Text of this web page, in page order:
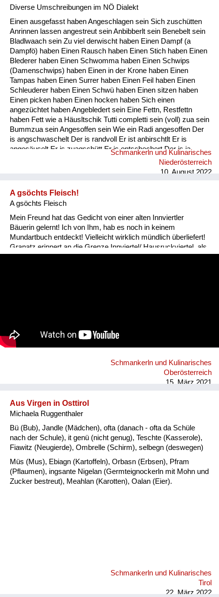
Natur und Landwirtschaft
Fluchen und Reden
Mensch, Tier und Alltag
Schmankerln und
Kulinarisches
Diverse Umschreibungen im NÖ Dialekt
Einen ausgefasst haben Angeschlagen sein Sich zuschütten
Anrinnen lassen angestreut sein Anbibberlt sein Benebelt sein
Bladlwaach sein Zu viel derwischt haben Einen Dampf (a
Dampfö) haben Einen Rausch haben Einen Stich haben Einen
Blederer haben Einen Schwomma haben Einen Schwips
(Damenschwips) haben Einen in der Krone haben Einen
Tampas haben Einen Surrer haben Einen Feil haben Einen
Schleuderer haben Einen Schwü haben Einen sitzen haben
Einen picken haben Einen hocken haben Sich einen
angezüchtet haben Angebledert sein Eine Fettn, Restfettn
haben Fett wie a Häusltschik Tutti completti sein (voll) zua sein
Bummzua sein Angesoffen sein Wie ein Radi angesoffen Der
is angschwaschelt Der is randvoll Er ist anbirschtlt Er is
angesäuselt Er is zuagschütt Er is ontschechert Der is ja
schon gaunz steif Der is steif (steifer Blick) Fett wie ein
Radierer Blunzenfett sein Angefüllt sein abgefüllt sein
Schmankerln und Kulinarisches
Niederösterreich
10. August 2022
A gsöchts Fleisch!
A gsöchts Fleisch
Mein Freund hat das Gedicht von einer alten Innviertler
Bäuerin gelernt! Ich von Ihm, hab es noch in keinem
Mundartbuch entdeckt! Vielleicht wirklich mündlich überliefert!
Granatz erinnert an die Grenze Innviertel/ Hausruckviertel, als
Schmankerln und Kulinarisches
Oberösterreich
15. März 2021
Aus Virgen in Osttirol
Michaela Ruggenthaler
Bü (Bub), Jandle (Mädchen), ofta (danach - ofta da Schüle
nach der Schule), it genü (nicht genug), Teschte (Kasserole),
Fiawitz (Neugierde), Ombrelle (Schirm), selbegn (deswegen)
Müs (Mus), Ebiagn (Kartoffeln), Orbasn (Erbsen), Pfram
(Pflaumen), ingsante Nigelan (Germteignockerln mit Mohn und
Zucker bestreut), Meahlan (Karotten), Oalan (Eier).
Schmankerln und Kulinarisches
Tirol
22. März 2022